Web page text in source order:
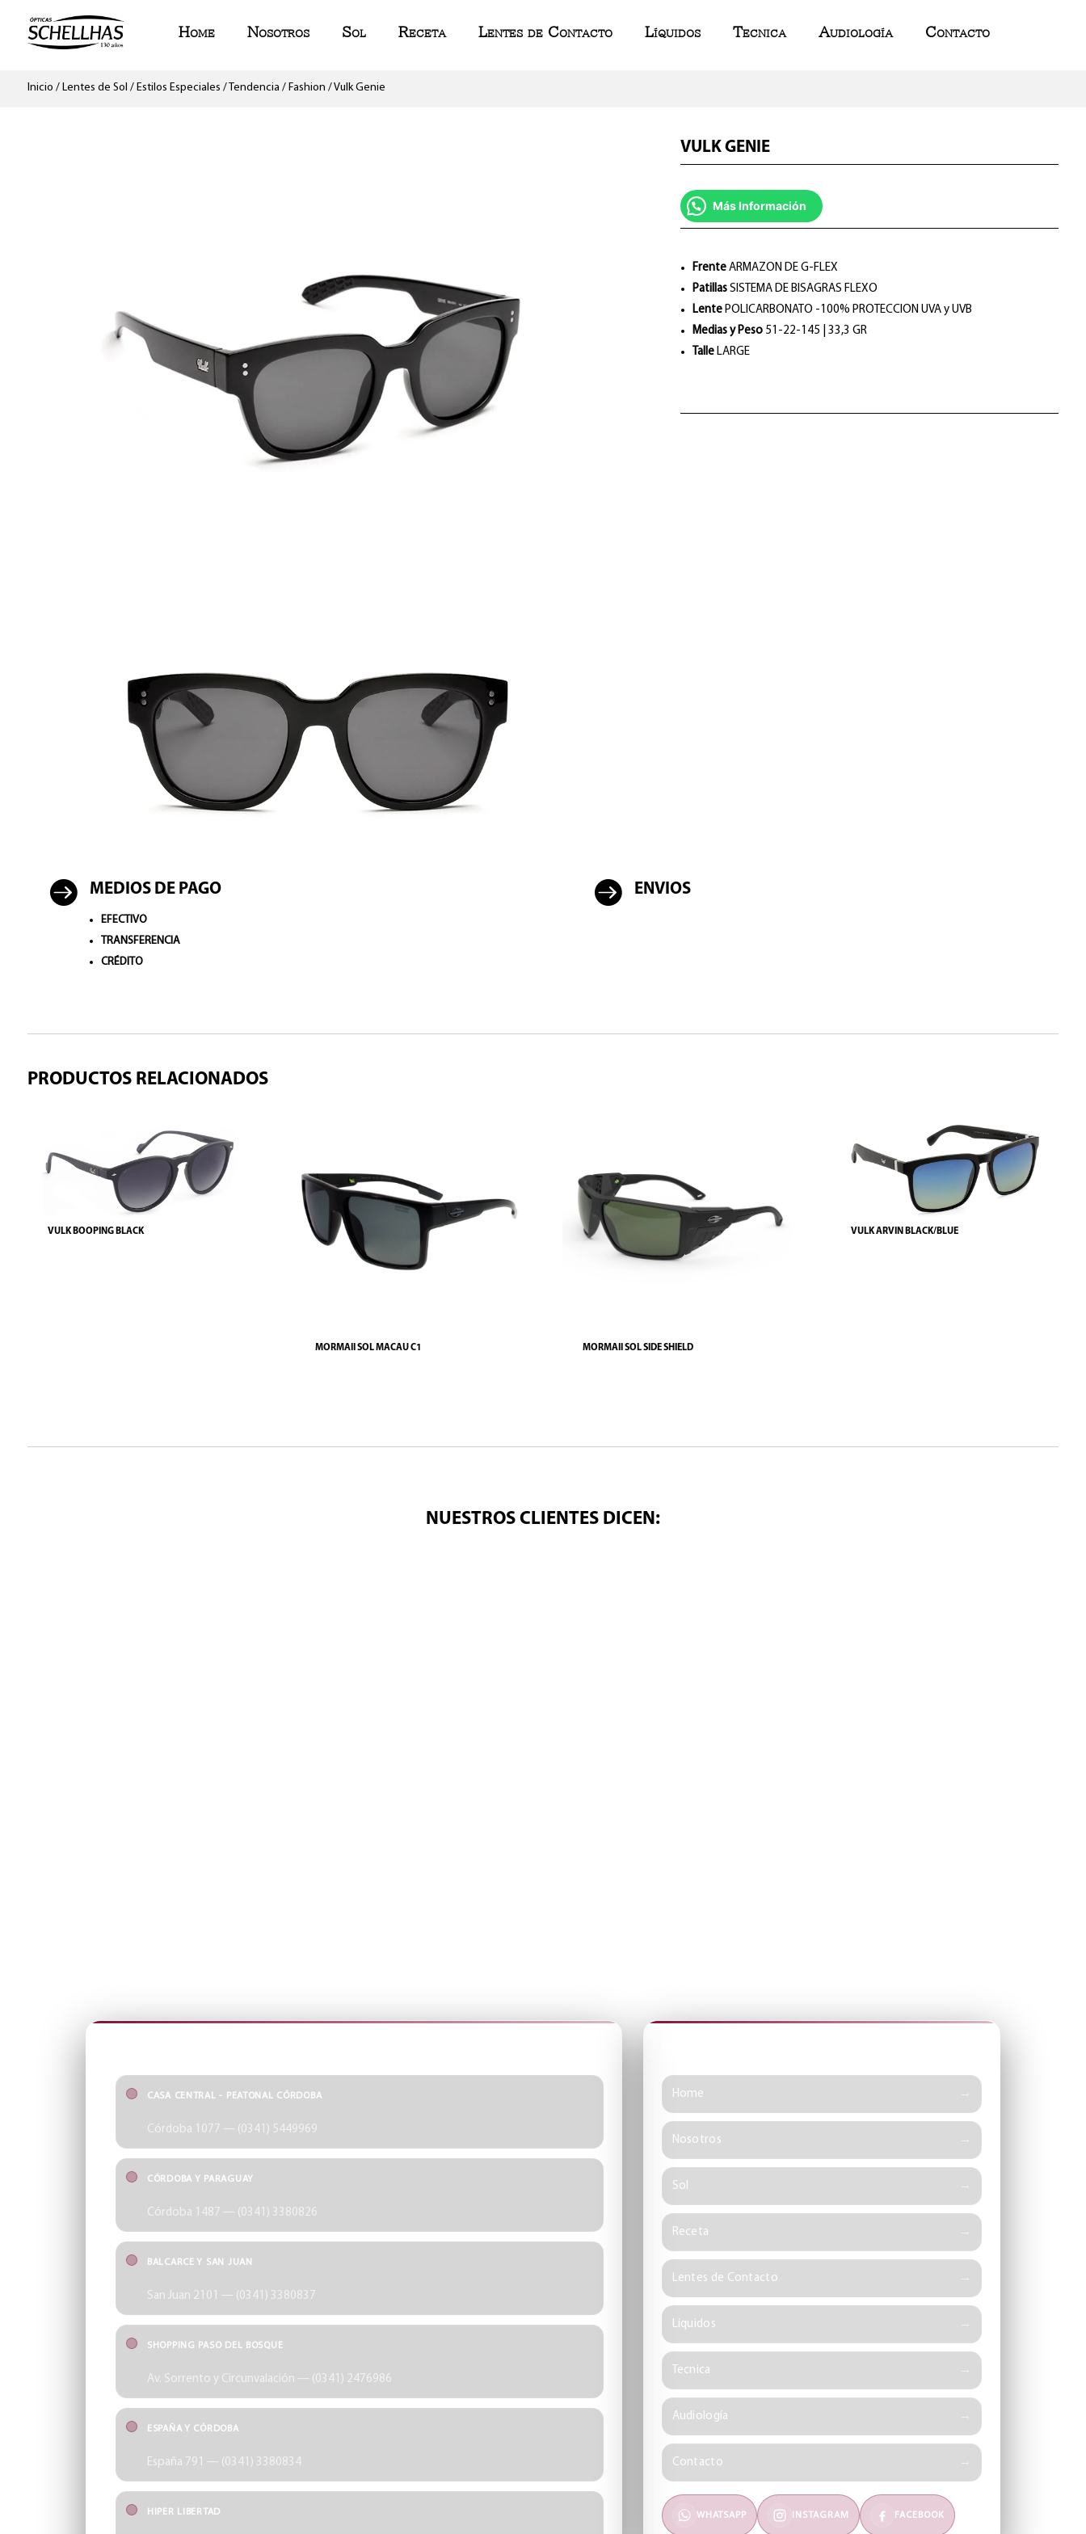
Home Nosotros Sol Receta Lentes de Contacto Líquidos Tecnica Audiología Contacto
Inicio / Lentes de Sol / Estilos Especiales / Tendencia / Fashion / Vulk Genie
VULK GENIE
Más Información
Frente ARMAZON DE G-FLEX
Patillas SISTEMA DE BISAGRAS FLEXO
Lente POLICARBONATO -100% PROTECCION UVA y UVB
Medias y Peso51-22-145 | 33,3 GR
TalleLARGE
 MEDIOS DE PAGO
EFECTIVO
TRANSFERENCIA
CRÉDITO
 ENVIOS
PRODUCTOS RELACIONADOS
VULK BOOPING BLACK
MORMAII SOL MACAU C1 MORMAII SOL SIDE SHIELD
VULK ARVIN BLACK/BLUE
NUESTROS CLIENTES DICEN:
CASA CENTRAL - PEATONAL CÓRDOBA
Córdoba 1077 — (0341) 5449969
CÓRDOBA Y PARAGUAY
Córdoba 1487 — (0341) 3380826
BALCARCE Y SAN JUAN
San Juan 2101 — (0341) 3380837
SHOPPING PASO DEL BOSQUE
Av. Sorrento y Circunvalación — (0341) 2476986
ESPAÑA Y CÓRDOBA
España 791 — (0341) 3380834
HIPER LIBERTAD
Home
Nosotros
Sol
Receta
Lentes de Contacto
Líquidos
Tecnica
Audiología
Contacto
WHATSAPP INSTAGRAM FACEBOOK